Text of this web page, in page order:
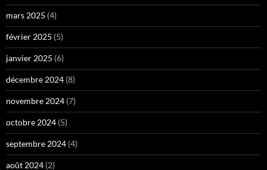
mars 2025 (4)
février 2025 (5)
janvier 2025 (6)
décembre 2024 (8)
novembre 2024 (7)
octobre 2024 (5)
septembre 2024 (4)
août 2024 (2)